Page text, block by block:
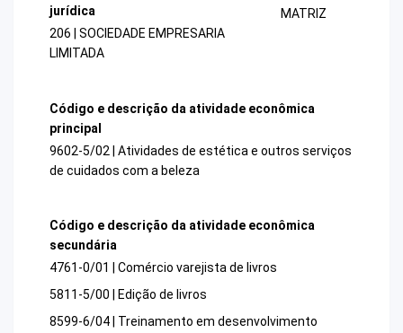
jurídica
206 | SOCIEDADE EMPRESARIA
LIMITADA
MATRIZ
Código e descrição da atividade econômica
principal
9602-5/02 | Atividades de estética e outros serviços
de cuidados com a beleza
Código e descrição da atividade econômica
secundária
4761-0/01 | Comércio varejista de livros
5811-5/00 | Edição de livros
8599-6/04 | Treinamento em desenvolvimento